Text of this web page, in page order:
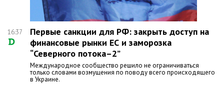
16:37
Первые санкции для РФ: закрыть доступ на
финансовые рынки ЕС и заморозка
“Северного потока–2”
Международное сообщество решило не ограничиваться
только словами возмущения по поводу всего происходящего
в Украине.